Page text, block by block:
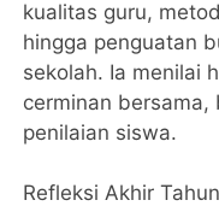
kualitas guru,
hingga penguatan
sekolah. Ia menilai
cerminan
penilaian siswa.
Refleksi Akhir